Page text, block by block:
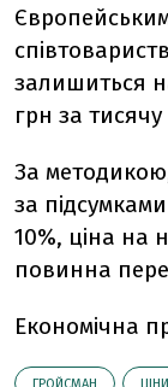
залишиться
грн за
За
за
10%, ціна на
повинна
Економічна